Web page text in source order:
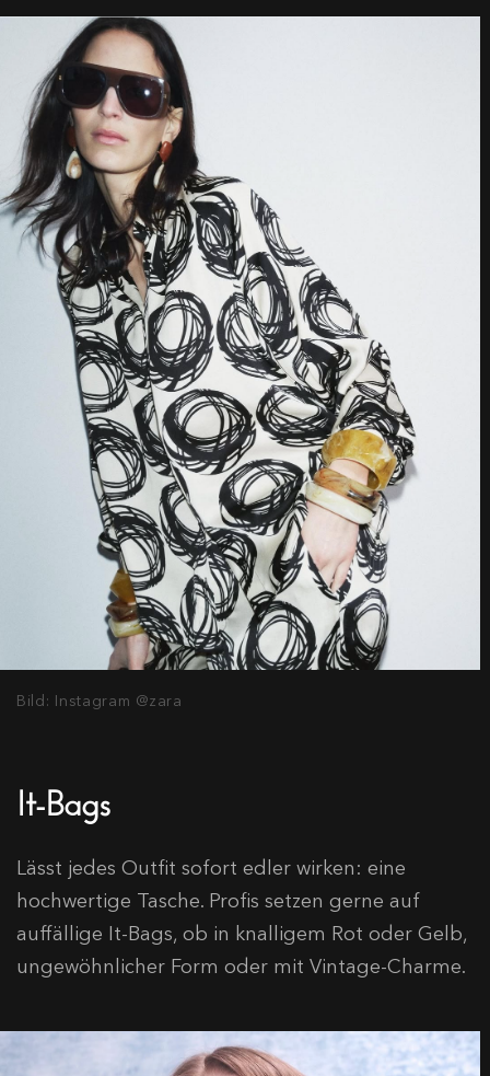
Bild: Instagram @zara
It-Bags
Lässt jedes Outfit sofort edler wirken: eine
hochwertige Tasche. Profis setzen gerne auf
auffällige It-Bags, ob in knalligem Rot oder Gelb,
ungewöhnlicher Form oder mit Vintage-Charme.